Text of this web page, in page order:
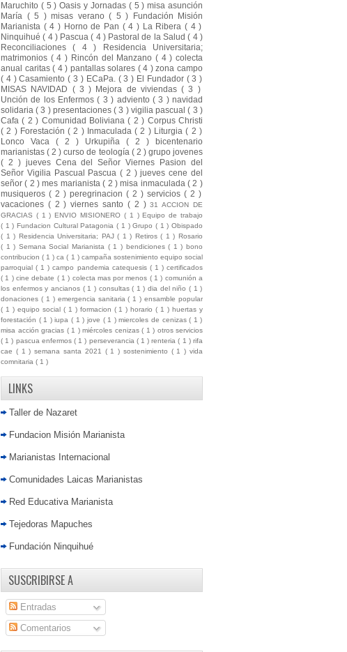
Maruchito ( 5 )Oasis y Jornadas ( 5 )misa asunción
María ( 5 ) misas verano ( 5 )
Fundación Misión
Marianista ( 4 ) Horno de Pan ( 4 ) La Ribera( 4 )
Ninquihué( 4 ) Pascua( 4 ) Pastoral de la Salud( 4 )
Reconciliaciones( 4 )
Residencia Universitaria;
matrimonios ( 4 ) Rincón del Manzano ( 4 )colecta
anual caritas( 4 ) pantallas solares ( 4 )zona campo
( 4 )Casamiento( 3 ) ECaPa. ( 3 ) El Fundador ( 3 )
MISAS NAVIDAD ( 3 ) Mejora de viviendas( 3 )
Unción de los Enfermos( 3 ) adviento ( 3 )navidad
solidaria( 3 ) presentaciones( 3 ) vigilia pascual( 3 )
Cafa( 2 ) Comunidad Boliviana( 2 ) Corpus Christi
( 2 ) Forestación( 2 ) Inmaculada( 2 ) Liturgia( 2 )
Lonco Vaca ( 2 ) Urkupiña ( 2 ) bicentenario
marianistas( 2 )curso de teología ( 2 ) grupo jovenes
( 2 ) jueves Cena del Señor Viernes Pasion del
Señor Vigilia Pascual Pascua( 2 )jueves cene del
señor( 2 )mes marianista( 2 )misa inmaculada ( 2 )
musiqueros ( 2 ) peregrinacion ( 2 ) servicios ( 2 )
vacaciones ( 2 )viernes santo ( 2 )31 ACCION DE
GRACIAS ( 1 )ENVIO MISIONERO ( 1 )Equipo de trabajo
( 1 )Fundacion Cultural Patagonia( 1 )Grupo ( 1 )Obispado
( 1 ) Residencia Universitaria; PAJ( 1 ) Retiros( 1 )Rosario
( 1 ) Semana Social Marianista ( 1 ) bendiciones( 1 )bono
contribucion( 1 )ca( 1 ) campaña sostenimiento equipo social
parroquial( 1 )campo pandemia catequesis ( 1 )certificados
( 1 ) cine debate ( 1 ) colecta mas por menos ( 1 ) comunión a
los enfermos y ancianos ( 1 ) consultas( 1 )dia del niño( 1 )
donaciones ( 1 ) emergencia sanitaria( 1 )ensamble popular
( 1 ) equipo social ( 1 ) formacion ( 1 )horario( 1 )huertas y
forestación ( 1 )iupa( 1 ) jove ( 1 )miercoles de cenizas( 1 )
misa acción gracias ( 1 ) miércoles cenizas ( 1 ) otros servicios
( 1 ) pascua enfermos ( 1 ) perseverancia ( 1 )renteria( 1 ) rifa
cae ( 1 )semana santa 2021 ( 1 ) sostenimiento ( 1 )vida
comnitaria ( 1 )
LINKS
Taller de Nazaret
Fundacion Misión Marianista
Marianistas Internacional
Comunidades Laicas Marianistas
Red Educativa Marianista
Tejedoras Mapuches
Fundación Ninquihué
SUSCRIBIRSE A
Entradas
Comentarios